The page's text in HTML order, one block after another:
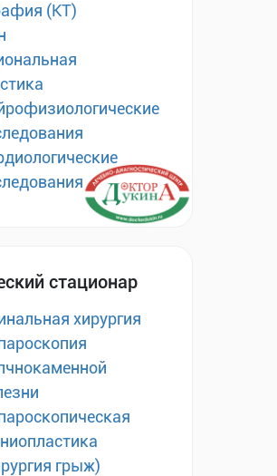
(КТ)
стационар
хирургия
грыж)